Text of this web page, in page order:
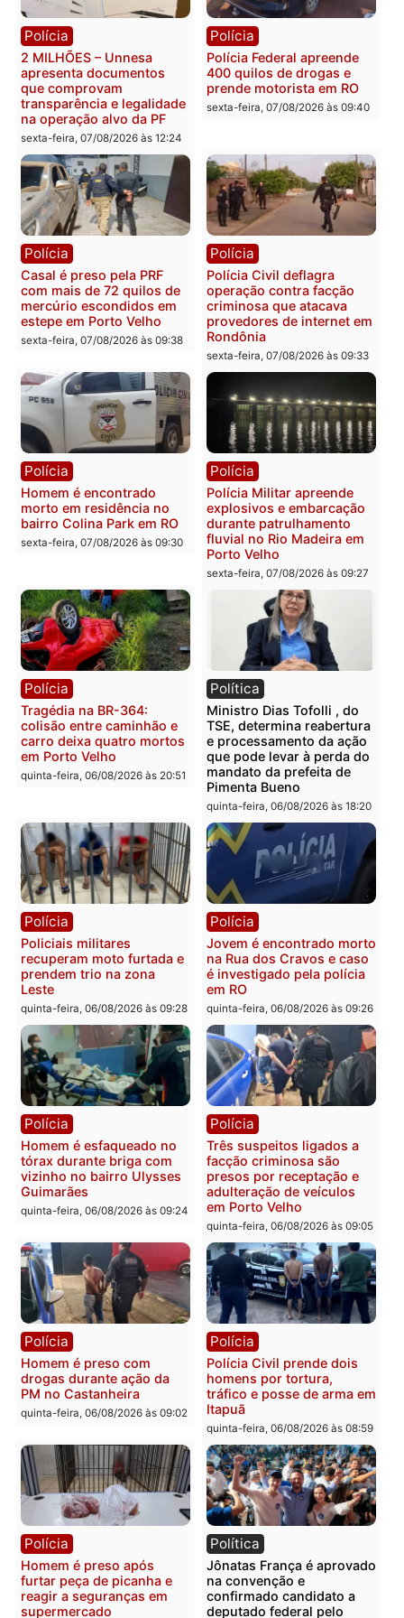
Você também vai querer ler...
Política
Marcos Rogério apresenta
Plano de Governo com
228 projetos, metas
públicas e
acompanhamento de
resultados
Política
Eleições 2026: Pastor
Evanildo pode ser o
primeiro pastor de
Rondônia na Câmara
Federal
sexta-feira, 07/08/2026 às
Polícia
2 MILHÕES – Unnesa
apresenta documentos
que comprovam
sexta-feira, 07/08/2026 às 12:24
Polícia
Polícia Federal apreende
400 quilos de drogas e
prende motorista em RO
sexta-feira, 07/08/2026 às
Polícia
Casal é preso pela PRF
com mais de 72 quilos de
sexta-feira, 07/08/2026 às 09:38
Polícia
Polícia Civil deflagra
operação contra facção
criminosa que atacava
provedores de internet
Rondônia
sexta-feira, 07/08/2026 às
Polícia
Homem é encontrado
morto em residência no
bairro Colina Park em RO
sexta-feira, 07/08/2026 às 09:30
Polícia
Polícia Militar apreende
explosivos e
durante patrulhamento
fluvial no Rio Madeira em
Porto Velho
sexta-feira, 07/08/2026 às
Polícia
Tragédia na BR-364:
colisão entre caminhão e
carro deixa quatro mortos
em Porto Velho
quinta-feira, 06/08/2026 às 20:51
Política
Ministro Dias Tofolli , do
TSE, determina
e processamento da
que pode levar à perda
mandato da prefeita de
Pimenta Bueno
quinta-feira, 06/08/2026 às
Polícia
Policiais militares
recuperam moto furtada e
prendem trio na zona
Leste
quinta-feira, 06/08/2026 às 09:28
Polícia
Jovem é encontrado
na Rua dos Cravos e
é investigado pela
em RO
quinta-feira, 06/08/2026 às